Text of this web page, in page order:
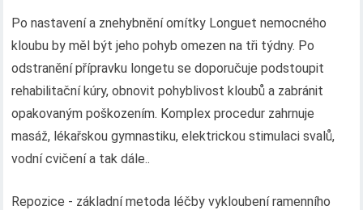
Po nastavení a znehybnění omítky Longuet nemocného
kloubu by měl být jeho pohyb omezen na tři týdny. Po
odstranění přípravku longetu se doporučuje podstoupit
rehabilitační kúry, obnovit pohyblivost kloubů a zabránit
opakovaným poškozením. Komplex procedur zahrnuje
masáž, lékařskou gymnastiku, elektrickou stimulaci svalů,
vodní cvičení a tak dále..
Repozice - základní metoda léčby vykloubení ramenního